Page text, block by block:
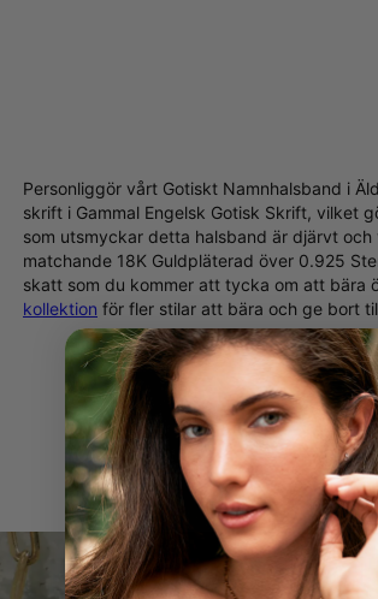
Personliggör vårt Gotiskt Namnhalsband i
skrift i Gammal Engelsk Gotisk Skrift, vilket
som utsmyckar detta halsband är djärvt
matchande 18K Guldpläterad över 0.925
skatt som du kommer att tycka om att bära
kollektion för fler stilar att bära och ge bort